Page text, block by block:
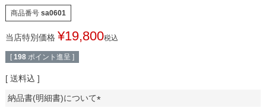
商品番号 sa0601
当店特別価格 ¥19,800税込
[ 198 ポイント進呈 ]
送料込
納品書(明細書)について